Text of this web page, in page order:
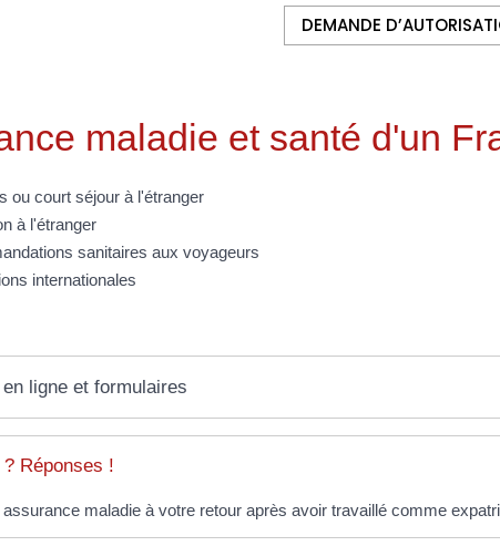
DEMANDE
maladie et santé d'un
ou court séjour à l'étranger
à l'étranger
sanitaires aux voyageurs
internationales
ligne et formulaires
Réponses !
maladie à votre retour après avoir travaillé comme